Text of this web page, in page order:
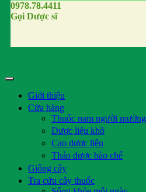
0978.78.4411
Gọi Dược sĩ
Giới thiệu
Cửa hàng
Thuốc nam người mường
Dược liệu khô
Cao dược liệu
Thảo dược bào chế
Giống cây
Tra cứu cây thuốc